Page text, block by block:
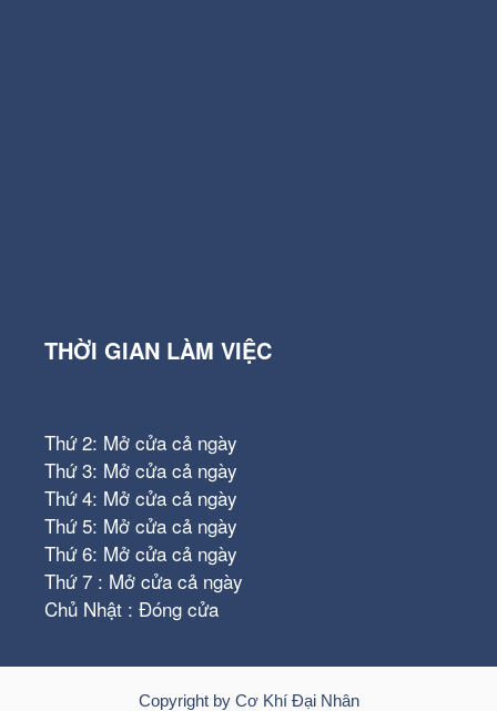
THỜI GIAN LÀM VIỆC
Thứ 2: Mở cửa cả ngày
Thứ 3: Mở cửa cả ngày
Thứ 4: Mở cửa cả ngày
Thứ 5: Mở cửa cả ngày
Thứ 6: Mở cửa cả ngày
Thứ 7 : Mở cửa cả ngày
Chủ Nhật : Đóng cửa
Copyright by Cơ Khí Đại Nhân